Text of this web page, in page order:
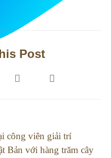
Post
công viên giải trí
Bản với hàng trăm cây